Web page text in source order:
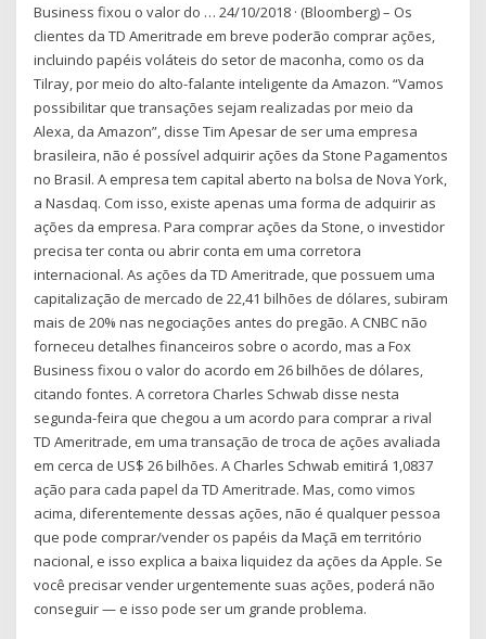
Business fixou o valor do … 24/10/2018 · (Bloomberg) – Os
clientes da TD Ameritrade em breve poderão comprar ações,
incluindo papéis voláteis do setor de maconha, como os da
Tilray, por meio do alto-falante inteligente da Amazon. “Vamos
possibilitar que transações sejam realizadas por meio da
Alexa, da Amazon”, disse Tim Apesar de ser uma empresa
brasileira, não é possível adquirir ações da Stone Pagamentos
no Brasil. A empresa tem capital aberto na bolsa de Nova York,
a Nasdaq. Com isso, existe apenas uma forma de adquirir as
ações da empresa. Para comprar ações da Stone, o investidor
precisa ter conta ou abrir conta em uma corretora
internacional. As ações da TD Ameritrade, que possuem uma
capitalização de mercado de 22,41 bilhões de dólares, subiram
mais de 20% nas negociações antes do pregão. A CNBC não
forneceu detalhes financeiros sobre o acordo, mas a Fox
Business fixou o valor do acordo em 26 bilhões de dólares,
citando fontes. A corretora Charles Schwab disse nesta
segunda-feira que chegou a um acordo para comprar a rival
TD Ameritrade, em uma transação de troca de ações avaliada
em cerca de US$ 26 bilhões. A Charles Schwab emitirá 1,0837
ação para cada papel da TD Ameritrade. Mas, como vimos
acima, diferentemente dessas ações, não é qualquer pessoa
que pode comprar/vender os papéis da Maçã em território
nacional, e isso explica a baixa liquidez da ações da Apple. Se
você precisar vender urgentemente suas ações, poderá não
conseguir — e isso pode ser um grande problema.